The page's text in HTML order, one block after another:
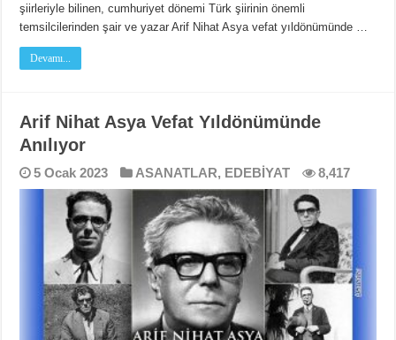
şiirleriyle bilinen, cumhuriyet dönemi Türk şiirinin önemli
temsilcilerinden şair ve yazar Arif Nihat Asya vefat yıldönümünde …
Devamı...
Arif Nihat Asya Vefat Yıldönümünde
Anılıyor
5 Ocak 2023 ASANATLAR, EDEBİYAT 8,417